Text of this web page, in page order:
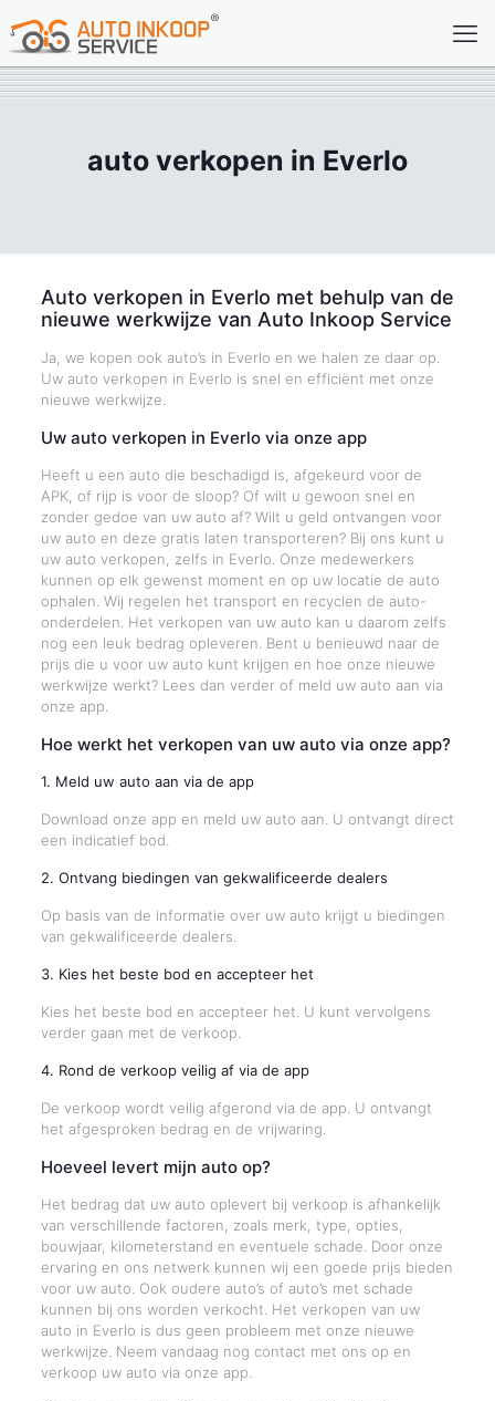
auto verkopen in Everlo
Auto verkopen in Everlo met behulp van de
nieuwe werkwijze van Auto Inkoop Service
Ja, we kopen ook auto’s in Everlo en we halen ze daar op.
Uw auto verkopen in Everlo is snel en efficiënt met onze
nieuwe werkwijze.
Uw auto verkopen in Everlo via onze app
Heeft u een auto die beschadigd is, afgekeurd voor de
APK, of rijp is voor de sloop? Of wilt u gewoon snel en
zonder gedoe van uw auto af? Wilt u geld ontvangen voor
uw auto en deze gratis laten transporteren? Bij ons kunt u
uw auto verkopen, zelfs in Everlo. Onze medewerkers
kunnen op elk gewenst moment en op uw locatie de auto
ophalen. Wij regelen het transport en recyclen de auto-
onderdelen. Het verkopen van uw auto kan u daarom zelfs
nog een leuk bedrag opleveren. Bent u benieuwd naar de
prijs die u voor uw auto kunt krijgen en hoe onze nieuwe
werkwijze werkt? Lees dan verder of meld uw auto aan via
onze app.
Hoe werkt het verkopen van uw auto via onze app?
1. Meld uw auto aan via de app
Download onze app en meld uw auto aan. U ontvangt direct
een indicatief bod.
2. Ontvang biedingen van gekwalificeerde dealers
Op basis van de informatie over uw auto krijgt u biedingen
van gekwalificeerde dealers.
3. Kies het beste bod en accepteer het
Kies het beste bod en accepteer het. U kunt vervolgens
verder gaan met de verkoop.
4. Rond de verkoop veilig af via de app
De verkoop wordt veilig afgerond via de app. U ontvangt
het afgesproken bedrag en de vrijwaring.
Hoeveel levert mijn auto op?
Het bedrag dat uw auto oplevert bij verkoop is afhankelijk
van verschillende factoren, zoals merk, type, opties,
bouwjaar, kilometerstand en eventuele schade. Door onze
ervaring en ons netwerk kunnen wij een goede prijs bieden
voor uw auto. Ook oudere auto’s of auto’s met schade
kunnen bij ons worden verkocht. Het verkopen van uw
auto in Everlo is dus geen probleem met onze nieuwe
werkwijze. Neem vandaag nog contact met ons op en
verkoop uw auto via onze app.